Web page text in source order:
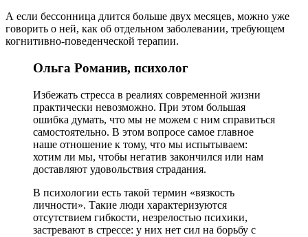
А если бессонница длится больше двух месяцев, можно уже
говорить о ней, как об отдельном заболевании, требующем
когнитивно-поведенческой терапии.
Ольга Романив, психолог
Избежать стресса в реалиях современной жизни
практически невозможно. При этом большая
ошибка думать, что мы не можем с ним справиться
самостоятельно. В этом вопросе самое главное
наше отношение к тому, что мы испытываем:
хотим ли мы, чтобы негатив закончился или нам
доставляют удовольствия страдания.
В психологии есть такой термин «вязкость
личности». Такие люди характеризуются
отсутствием гибкости, незрелостью психики,
застревают в стрессе: у них нет сил на борьбу с